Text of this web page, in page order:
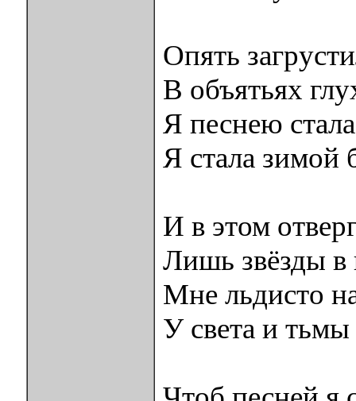
Опять
В объятьях
Я песнею
Я стала зимой
И в этом
Лишь звёзды
Мне льдисто
У света и